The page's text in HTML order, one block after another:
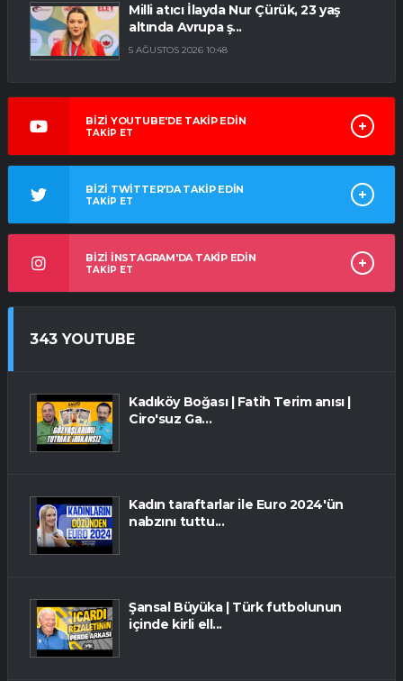
Milli atıcı İlayda Nur Çürük, 23 yaş
altında Avrupa ş...
5 AĞUSTOS 2026 10:48
BİZİ YOUTUBE'DE TAKİP EDİN
TAKİP ET
BİZİ TWİTTER'DA TAKİP EDİN
TAKİP ET
BİZİ İNSTAGRAM'DA TAKİP EDİN
TAKİP ET
343 YOUTUBE
Kadıköy Boğası | Fatih Terim anısı |
Ciro'suz Ga...
Kadın taraftarlar ile Euro 2024'ün
nabzını tuttu...
Şansal Büyüka | Türk futbolunun
içinde kirli ell...